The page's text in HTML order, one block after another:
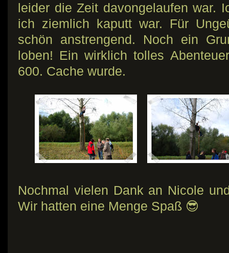
leider die Zeit davongelaufen war.
ich ziemlich kaputt war. Für
schön anstrengend. Noch ein
loben! Ein wirklich tolles
600. Cache wurde.
Nochmal vielen Dank an Nicole
Wir hatten eine Menge Spaß 😎